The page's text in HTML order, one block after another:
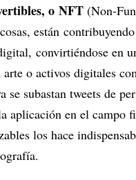
o NFT (Non-
están
convirtiéndose en
o activos digitales
se subastan tweets de
aplicación en el campo
los hace